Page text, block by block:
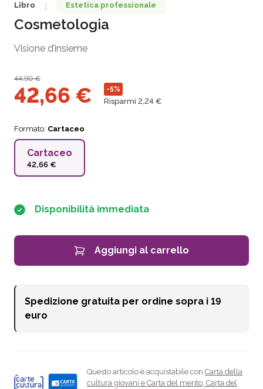
Libro Estetica professionale
Cosmetologia
Visione d’insieme
44,90€
42,66 € -5%
Risparmi 2,24 €
Formato: Cartaceo
Cartaceo
42,66 €
Disponibilità immediata
Aggiungi al carrello
Spedizione gratuita per ordine sopra i 19
euro
Questo articolo è acquistabile con Carta della
cultura giovani e Carta del merito, Carta del